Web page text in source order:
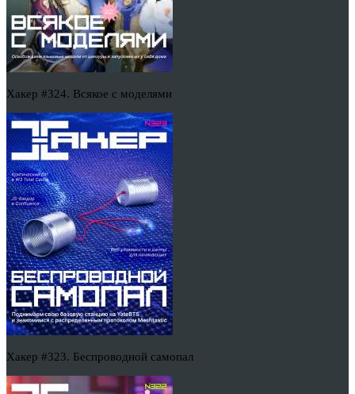
Хакер #324. Всякое с моделями
Хакер #323. Беспроводной самопал